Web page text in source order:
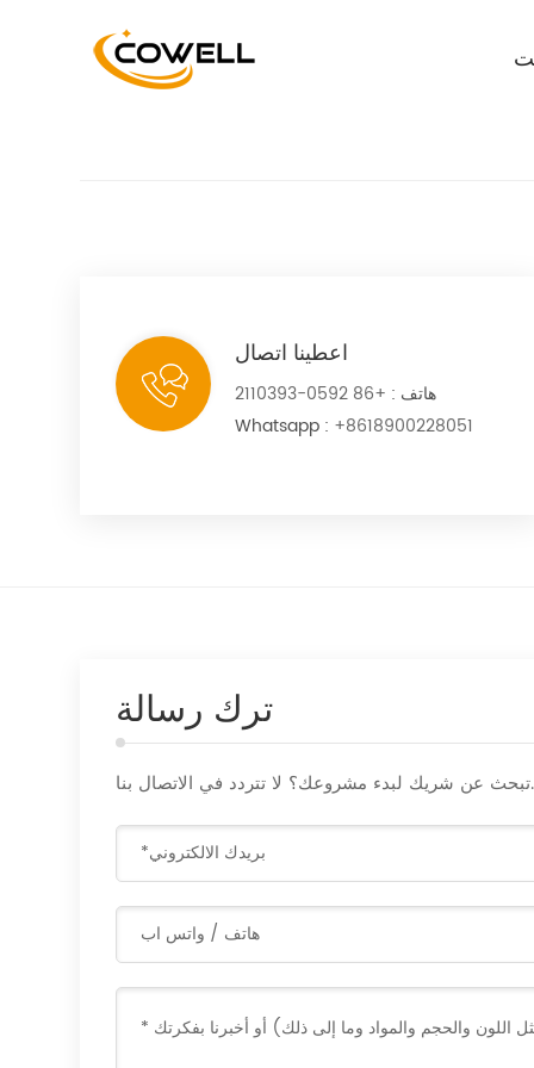
اعطينا اتصال
هاتف : +86 0592-2110393
Whatsapp : +8618900228051
ترك رسالة
تبحث عن شريك لبدء مشروعك؟ لا تتردد في الاتصال بنا.